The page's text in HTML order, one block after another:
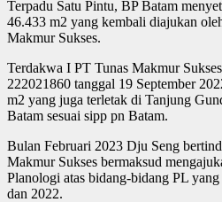
Terpadu Satu Pintu, BP Batam
46.433 m2 yang kembali diajukan
Makmur Sukses.
Terdakwa I PT Tunas Makmur
222021860 tanggal 19 September
m2 yang juga terletak di Tanjung
Batam sesuai sipp pn Batam.
Bulan Februari 2023 Dju Seng
Makmur Sukses bermaksud
Planologi atas bidang-bidang PL
dan 2022.